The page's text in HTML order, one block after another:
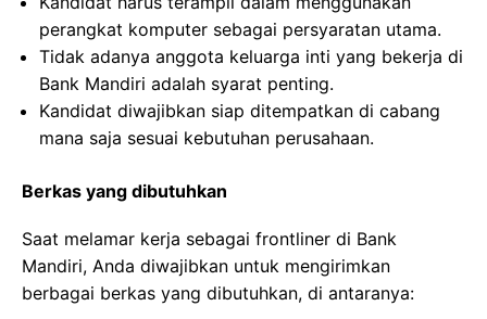
perangkat komputer sebagai persyaratan utama.
Tidak adanya anggota keluarga inti yang bekerja di
Bank Mandiri adalah syarat penting.
Kandidat diwajibkan siap ditempatkan di cabang
mana saja sesuai kebutuhan perusahaan.
Berkas yang dibutuhkan
Saat melamar kerja sebagai frontliner di Bank
Mandiri, Anda diwajibkan untuk mengirimkan
berbagai berkas yang dibutuhkan, di antaranya: